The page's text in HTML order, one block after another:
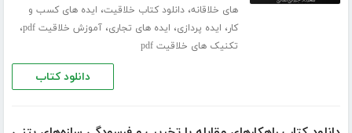
های خلاقانه،دانلود کتاب خلاقیت، ایده های کسب و
کار، ایده پردازی، ایده های تجاری،آموزش خلاقیت pdf ،
تکنیک های خلاقیت pdf
دانلود کتاب